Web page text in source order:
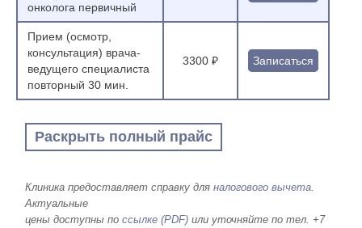
онколога первичный
Прием (осмотр,
консультация) врача-
ведущего специалиста
повторный 30 мин.
3300 ₽ Записаться
Раскрыть полный прайс
Клиника предоставляет справку для налогового вычета.
Актуальные
цены доступны по ссылке (PDF)или уточняйте по тел. +7